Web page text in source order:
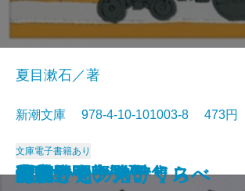
猟銃・闘牛
ヴェルレーヌ詩集
草枕
斜陽
高村光太郎詩集
歌行燈・高野聖
土
真実一路
老妓抄
坊っちゃん
夏目漱石／著
新潮文庫 978-4-10-101003-8 473円
文庫電子書籍あり
和解
ヰタ・セクスアリス
出家とその弟子
にごりえ・たけくらべ
武蔵野
白痴
青年
雁
それから
門